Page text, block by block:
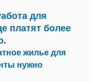
для
платят более
жилье для
нужно